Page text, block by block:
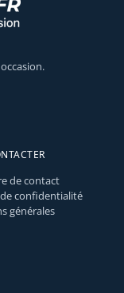
de contact
confidentialité
générales